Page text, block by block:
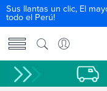
Sus llantas un clic, El
todo el Perú!